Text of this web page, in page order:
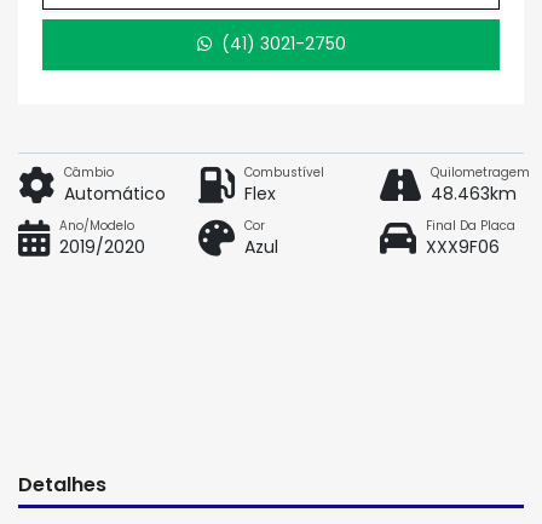
(41) 3021-2750
Câmbio
Automático
Combustível
Flex
Quilometragem
48.463km
Ano/Modelo
2019/2020
Cor
Azul
Final Da Placa
XXX9F06
Detalhes